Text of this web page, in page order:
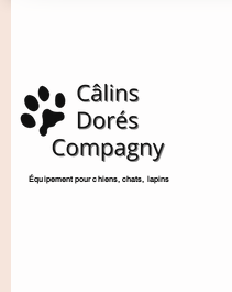
​Équipement pour chiens, chats, lapins